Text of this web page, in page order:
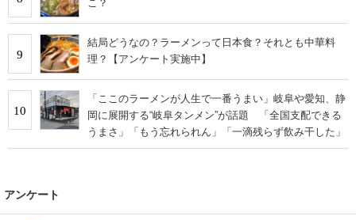
こ？
9
結局どうなの？ラーメンって日本食？それとも中華料
理？【アンケート実施中】
10
「ここのラーメンが人生で一番うまい」岐阜や愛知、静
岡に展開する“岐阜タンメン”が話題 「全国支配できる
うまさ」「もう忘れられん」「一滴残らず飲み干した」
アンケート